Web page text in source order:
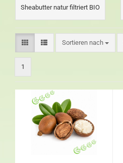
Sheabutter natur filtriert BIO
Sortieren nach
1